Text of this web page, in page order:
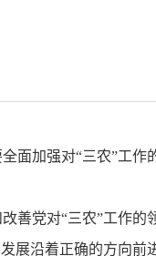
面加强对“三农”工作
善党对“三农”工作的
展沿着正确的方向前